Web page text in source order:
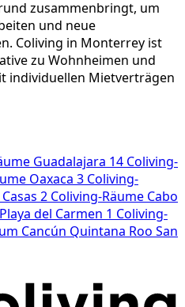
zusammenbringt, um
und neue
Coliving in Monterrey ist
zu Wohnheimen und
individuellen Mietverträgen
Guadalajara 14 Coliving-
Oaxaca 3 Coliving-
2 Coliving-Räume Cabo
Playa del Carmen 1 Coliving-
Cancún Quintana Roo San